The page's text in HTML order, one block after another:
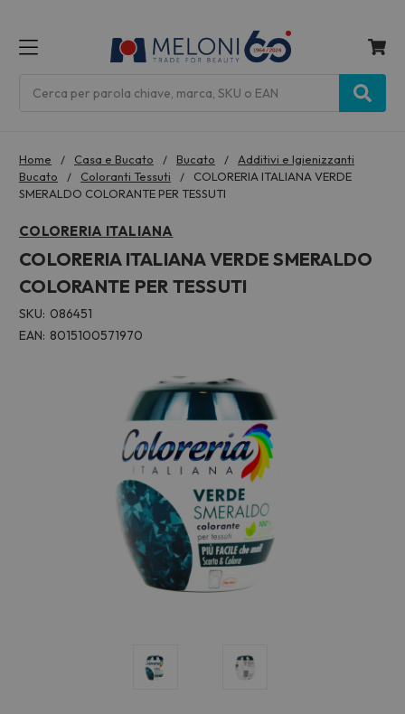
Home Casa e Bucato Bucato
Additivi e Igienizzanti
Bucato
Coloranti Tessuti
COLORERIA ITALIANA VERDE
SMERALDO COLORANTE PER TESSUTI
COLORERIA ITALIANA
COLORERIA ITALIANA VERDE SMERALDO
COLORANTE PER TESSUTI
SKU: 086451
EAN: 8015100571970